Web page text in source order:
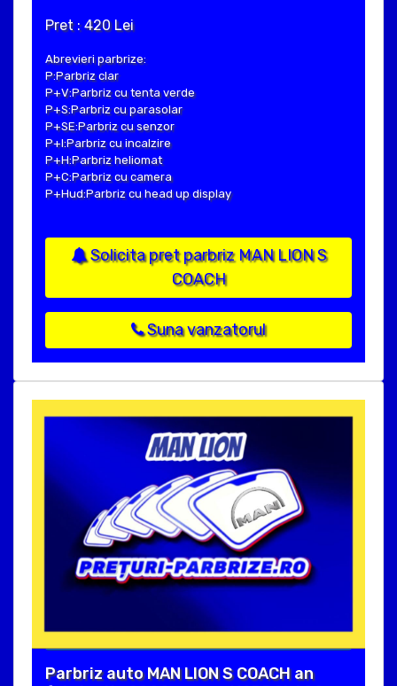
Pret : 420 Lei
Abrevieri parbrize:
P:Parbriz clar
P+V:Parbriz cu tenta verde
P+S:Parbriz cu parasolar
P+SE:Parbriz cu senzor
P+I:Parbriz cu incalzire
P+H:Parbriz heliomat
P+C:Parbriz cu camera
P+Hud:Parbriz cu head up display
Solicita pret parbriz MAN LION S
COACH
Suna vanzatorul
Parbriz auto MAN LION S COACH an